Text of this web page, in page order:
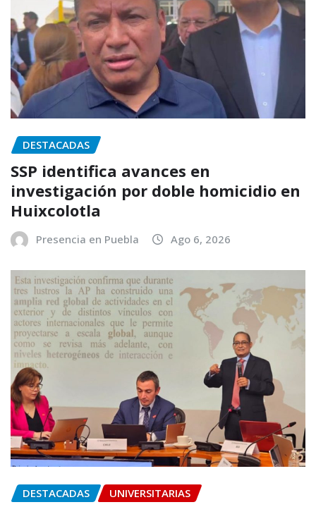
DESTACADAS
SSP identifica avances en
investigación por doble homicidio en
Huixcolotla
Presencia en Puebla Ago 6, 2026
DESTACADAS UNIVERSITARIAS